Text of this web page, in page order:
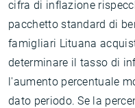
cifra di inflazione
pacchetto standard di
famigliari Lituana
determinare il tasso di
l'aumento percentuale
dato periodo. Se la